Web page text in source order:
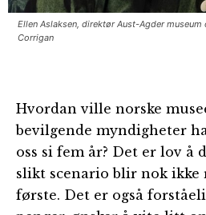
Ellen Aslaksen, direktør Aust-Agder
Corrigan
Hvordan ville norske
bevilgende myndigheter
oss si fem år? Det er lov å
slikt scenario blir nok ikke
første. Det er også